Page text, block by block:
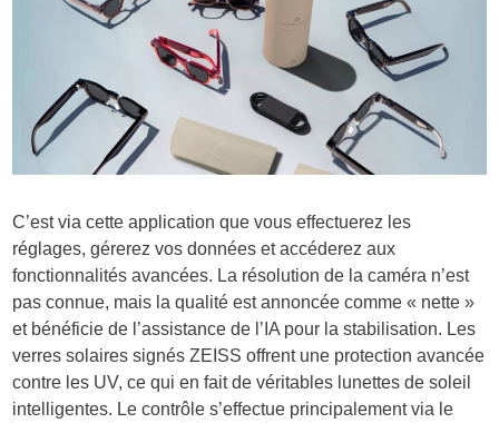
C’est via cette application que vous effectuerez les
réglages, gérerez vos données et accéderez aux
fonctionnalités avancées. La résolution de la caméra n’est
pas connue, mais la qualité est annoncée comme « nette »
et bénéficie de l’assistance de l’IA pour la stabilisation. Les
verres solaires signés ZEISS offrent une protection avancée
contre les UV, ce qui en fait de véritables lunettes de soleil
intelligentes. Le contrôle s’effectue principalement via le